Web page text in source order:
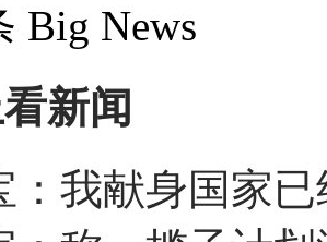
Big News
新闻
：我献身国家